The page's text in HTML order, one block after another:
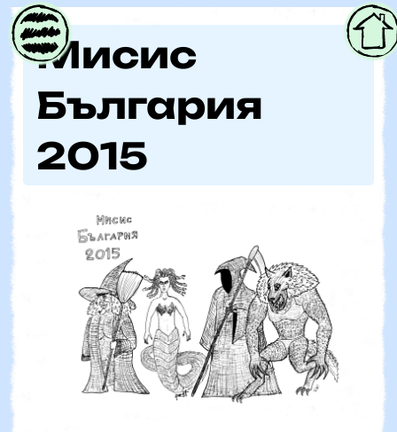
Parent
Мисис
България
2015